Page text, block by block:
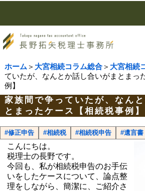
ホーム ＞ 大宮相続コラム総合＞ 大宮相続
ていたが、なんとか話し合いがまとまっ
例】
家族間で争っていたが、なん
とまったケース【相続税事例】
#修正申告 #相続税 #相続税申告 #遺言書
こんにちは。
税理士の長野です。
今回も、私が相続税申告のお手伝
いをしたケースについて、論点整
理をしながら、簡潔に、ご紹介さ